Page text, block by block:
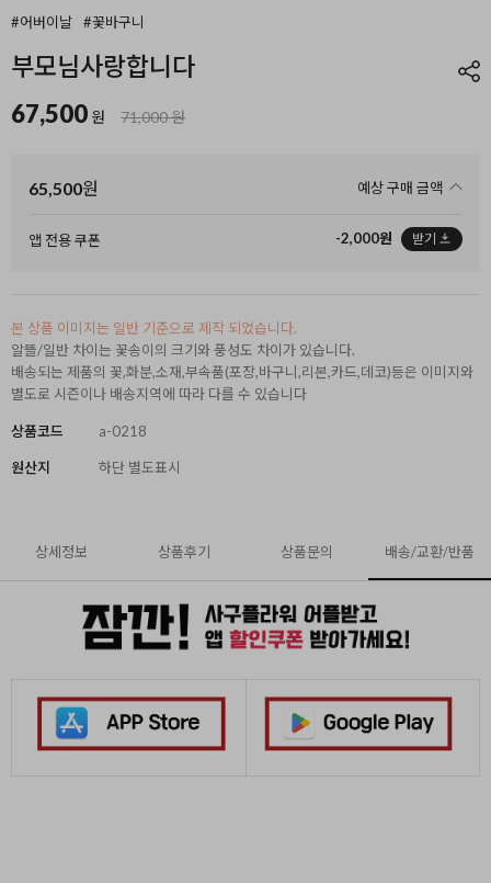
#어버이날 #꽃바구니
부모님사랑합니다
67,500 원 71,000 원
65,500원 예상 구매 금액
앱 전용 쿠폰 -2,000원 받기
본 상품 이미지는 일반 기준으로 제작 되었습니다.
알뜰/일반 차이는 꽃송이의 크기와 풍성도 차이가 있습니다.
배송되는 제품의 꽃,화분,소재,부속품(포장,바구니,리본,카드,데코)등은 이미지와
별도로 시즌이나 배송지역에 따라 다를 수 있습니다
상품코드 a-0218
원산지 하단 별도표시
상세정보 상품후기 상품문의 배송/교환/반품